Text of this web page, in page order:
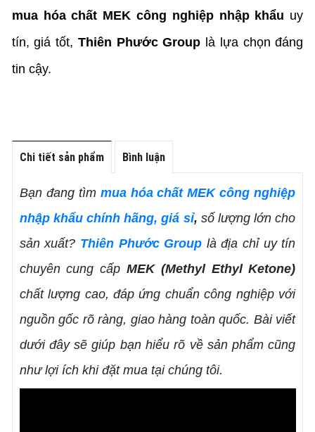
mua hóa chất MEK công nghiệp nhập khẩu uy
tín, giá tốt, Thiên Phước Group là lựa chọn đáng
tin cậy.
Chi tiết sản phẩm Bình luận
Bạn đang tìm mua hóa chất MEK công nghiệp
nhập khẩu chính hãng, giá sỉ, số lượng lớn cho
sản xuất? Thiên Phước Group là địa chỉ uy tín
chuyên cung cấp MEK (Methyl Ethyl Ketone)
chất lượng cao, đáp ứng chuẩn công nghiệp với
nguồn gốc rõ ràng, giao hàng toàn quốc. Bài viết
dưới đây sẽ giúp bạn hiểu rõ về sản phẩm cũng
như lợi ích khi đặt mua tại chúng tôi.